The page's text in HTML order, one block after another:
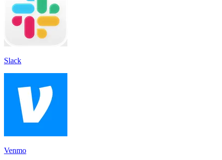
Slack
Venmo